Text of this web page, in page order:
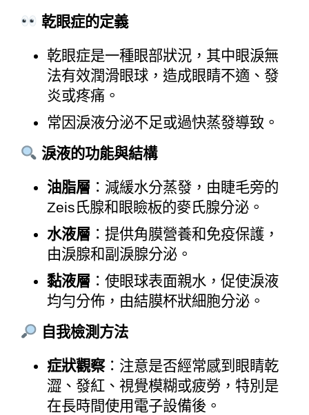
乾眼症的定義
乾眼症是一種眼部狀況，其中眼淚無
法有效潤滑眼球，造成眼睛不適、發
炎或疼痛。
常因淚液分泌不足或過快蒸發導致。
淚液的功能與結構
油脂層 ：減緩水分蒸發，由睫毛旁的
Zeis氏腺和眼瞼板的麥氏腺分泌。
水液層 ：提供角膜營養和免疫保護，
由淚腺和副淚腺分泌。
黏液層 ：使眼球表面親水，促使淚液
均勻分佈，由結膜杯狀細胞分泌。
自我檢測方法
症狀觀察：注意是否經常感到眼睛乾
澀、發紅、視覺模糊或疲勞，特別是
在長時間使用電子設備後。